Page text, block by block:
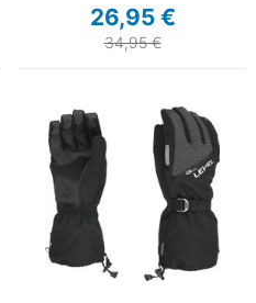
26,95 €
34,95 €